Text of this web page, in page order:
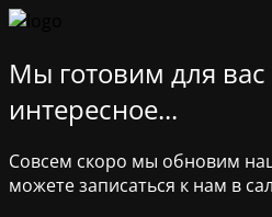
Мы готовим для вас
интересное...
Совсем скоро мы обновим
можете записаться к нам в